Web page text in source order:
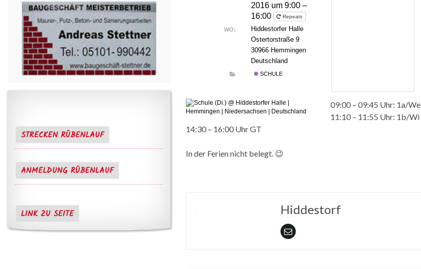
STRECKEN RÜBENLAUF
ANMELDUNG RÜBENLAUF
LINK ZU SEITE
2016 um 9:00 –
16:00
Repeats
WO:
Hiddestorfer Halle
Ostertorstraße 9
30966 Hemmingen
Deutschland
SCHULE
09:00 – 09:45 Uhr: 1a/We
11:10 – 11:55 Uhr: 1b/Wi
14:30 – 16:00 Uhr GT
In der Ferien nicht belegt. 😉
Hiddestorf